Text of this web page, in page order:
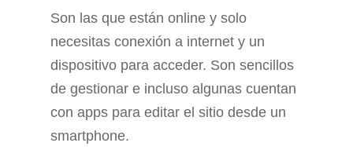
Son las que están online y solo
necesitas conexión a internet y un
dispositivo para acceder. Son sencillos
de gestionar e incluso algunas cuentan
con apps para editar el sitio desde un
smartphone.